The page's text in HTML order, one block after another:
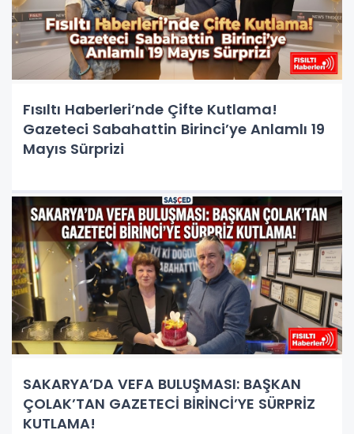
Fısıltı Haberleri’nde Çifte Kutlama!
Gazeteci Sabahattin Birinci’ye Anlamlı 19
Mayıs Sürprizi
SAKARYA’DA VEFA BULUŞMASI: BAŞKAN
ÇOLAK’TAN GAZETECİ BİRİNCİ’YE SÜRPRİZ
KUTLAMA!